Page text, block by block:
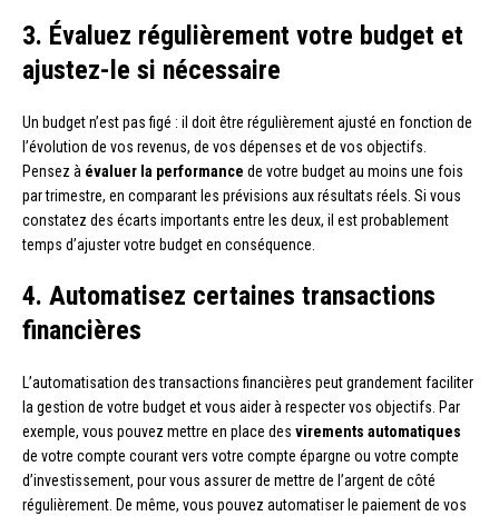
3. Évaluez régulièrement votre budget et
ajustez-le si nécessaire
Un budget n’est pas figé : il doit être régulièrement ajusté en fonction de
l’évolution de vos revenus, de vos dépenses et de vos objectifs.
Pensez à évaluer la performance de votre budget au moins une fois
par trimestre, en comparant les prévisions aux résultats réels. Si vous
constatez des écarts importants entre les deux, il est probablement
temps d’ajuster votre budget en conséquence.
4. Automatisez certaines transactions
financières
L’automatisation des transactions financières peut grandement faciliter
la gestion de votre budget et vous aider à respecter vos objectifs. Par
exemple, vous pouvez mettre en place des virements automatiques
de votre compte courant vers votre compte épargne ou votre compte
d’investissement, pour vous assurer de mettre de l’argent de côté
régulièrement. De même, vous pouvez automatiser le paiement de vos